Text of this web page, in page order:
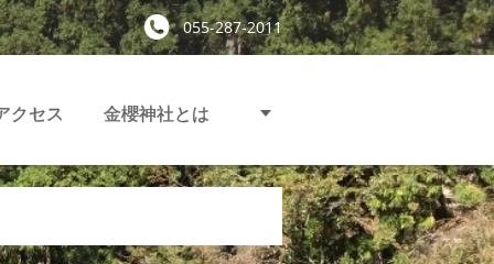
055-287-2011
クセス 金櫻神社とは